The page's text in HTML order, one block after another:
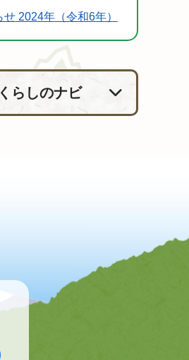
せ 2024年（令和6年）
くらしのナビ